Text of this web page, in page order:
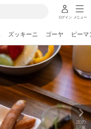
ログイン メニュー
ズッキーニ ゴーヤ ピーマ
次の
記事